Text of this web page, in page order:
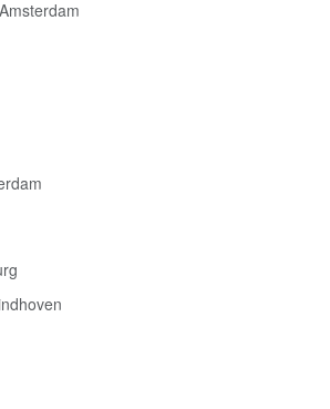
Amsterdam